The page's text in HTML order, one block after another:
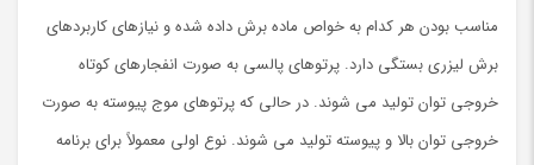
مناسب بودن هر کدام به خواص ماده برش داده شده و نیازهای کاربردهای
برش لیزری بستگی دارد. پرتوهای پالسی به صورت انفجارهای کوتاه
خروجی توان تولید می شوند. در حالی که پرتوهای موج پیوسته به صورت
خروجی توان بالا و پیوسته تولید می شوند. نوع اولی معمولاً برای برنامه